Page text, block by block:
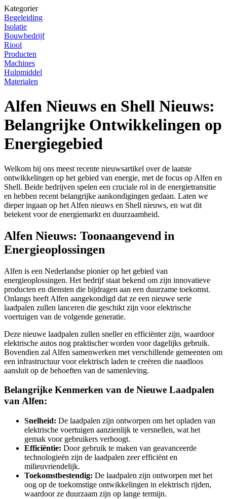
Kategorier
Begeleiding
Isolatie
Bouwbedrijf
Riool
Producten
Machines
Hulpmiddel
Materialen
Alfen Nieuws en Shell Nieuws:
Belangrijke Ontwikkelingen op
Energiegebied
Welkom bij ons meest recente nieuwsartikel over de laatste
ontwikkelingen op het gebied van energie, met de focus op Alfen en
Shell. Beide bedrijven spelen een cruciale rol in de energietransitie
en hebben recent belangrijke aankondigingen gedaan. Laten we
dieper ingaan op het Alfen nieuws en Shell nieuws, en wat dit
betekent voor de energiemarkt en duurzaamheid.
Alfen Nieuws: Toonaangevend in
Energieoplossingen
Alfen is een Nederlandse pionier op het gebied van
energieoplossingen. Het bedrijf staat bekend om zijn innovatieve
producten en diensten die bijdragen aan een duurzame toekomst.
Onlangs heeft Alfen aangekondigd dat ze een nieuwe serie
laadpalen zullen lanceren die geschikt zijn voor elektrische
voertuigen van de volgende generatie.
Deze nieuwe laadpalen zullen sneller en efficiënter zijn, waardoor
elektrische autos nog praktischer worden voor dagelijks gebruik.
Bovendien zal Alfen samenwerken met verschillende gemeenten om
een infrastructuur voor elektrisch laden te creëren die naadloos
aansluit op de behoeften van de samenleving.
Belangrijke Kenmerken van de Nieuwe Laadpalen
van Alfen:
Snelheid: De laadpalen zijn ontworpen om het opladen van
elektrische voertuigen aanzienlijk te versnellen, wat het
gemak voor gebruikers verhoogt.
Efficiëntie: Door gebruik te maken van geavanceerde
technologieën zijn de laadpalen zeer efficiënt en
milieuvriendelijk.
Toekomstbestendig: De laadpalen zijn ontworpen met het
oog op de toekomstige ontwikkelingen in elektrisch rijden,
waardoor ze duurzaam zijn op lange termijn.